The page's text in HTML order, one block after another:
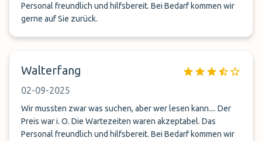
Personal freundlich und hilfsbereit. Bei Bedarf kommen wir
gerne auf Sie zurück.
Walterfang
02-09-2025
Wir mussten zwar was suchen, aber wer lesen kann.... Der
Preis war i. O. Die Wartezeiten waren akzeptabel. Das
Personal freundlich und hilfsbereit. Bei Bedarf kommen wir